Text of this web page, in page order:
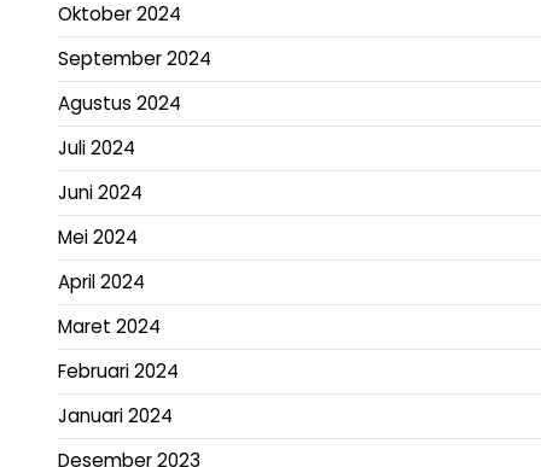
Oktober 2024
September 2024
Agustus 2024
Juli 2024
Juni 2024
Mei 2024
April 2024
Maret 2024
Februari 2024
Januari 2024
Desember 2023